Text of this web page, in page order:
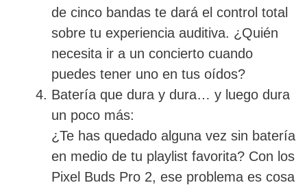
de cinco bandas te dará el control total
sobre tu experiencia auditiva. ¿Quién
necesita ir a un concierto cuando
puedes tener uno en tus oídos?
Batería que dura y dura… y luego dura
un poco más:
¿Te has quedado alguna vez sin batería
en medio de tu playlist favorita? Con los
Pixel Buds Pro 2, ese problema es cosa